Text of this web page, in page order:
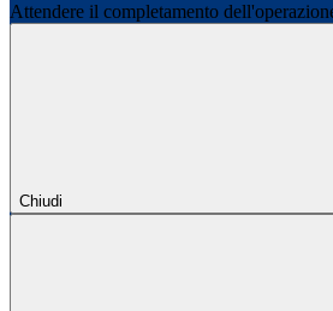
Attendere il completamento
Chiudi